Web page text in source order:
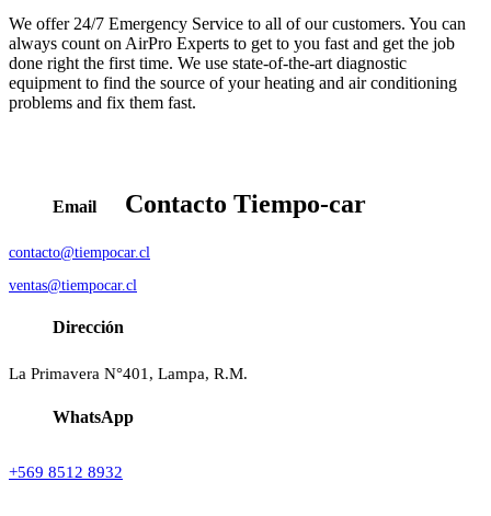
We offer 24/7 Emergency Service to all of our customers. You can
always count on AirPro Experts to get to you fast and get the job
done right the first time. We use state-of-the-art diagnostic
equipment to find the source of your heating and air conditioning
problems and fix them fast.
Contacto Tiempo-car
Email
contacto@tiempocar.cl
ventas@tiempocar.cl
Dirección
La Primavera N°401, Lampa, R.M.
WhatsApp
+569 8512 8932